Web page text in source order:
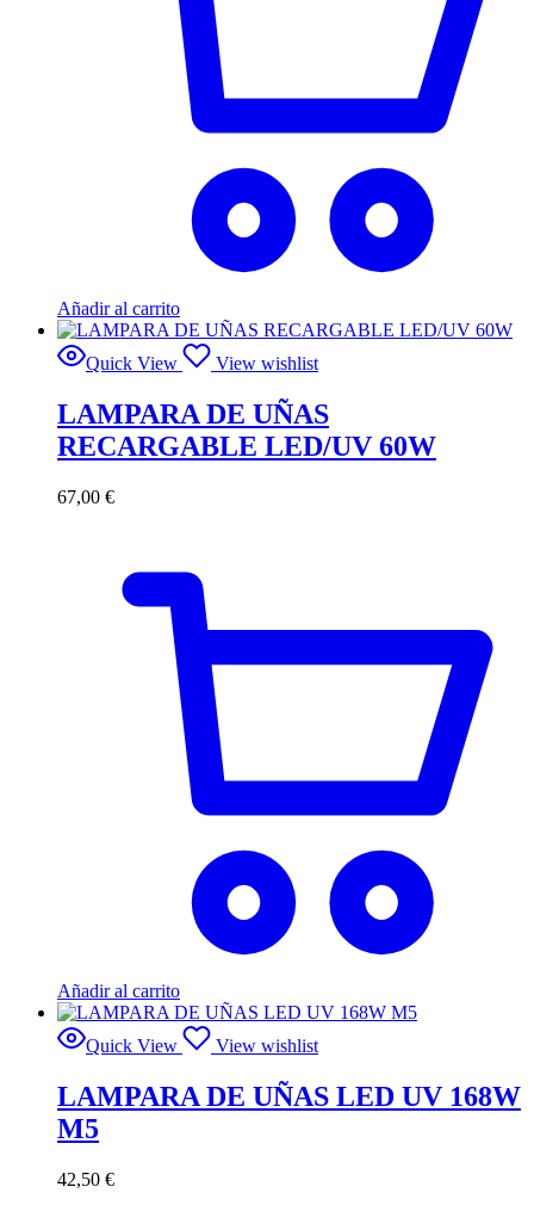
Añadir al carrito
Quick View View wishlist
LAMPARA DE UÑAS
RECARGABLE LED/UV 60W
67,00 €
Añadir al carrito
Quick View View wishlist
LAMPARA DE UÑAS LED UV 168W
M5
42,50 €